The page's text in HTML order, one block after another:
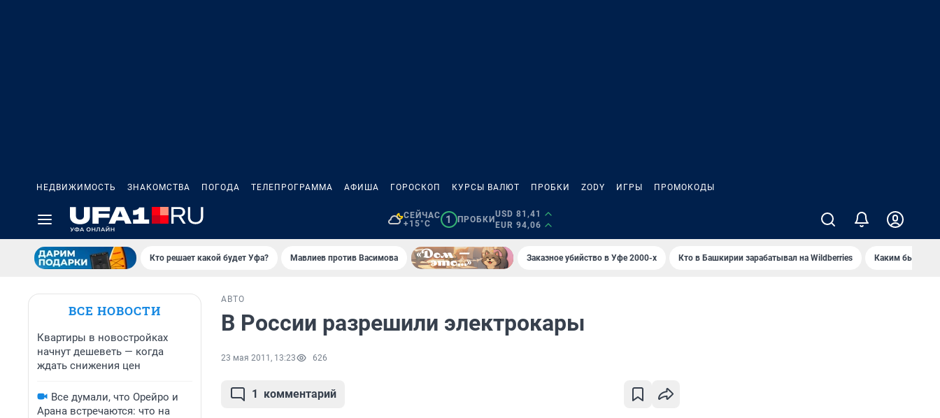
НЕДВИЖИМОСТЬ ЗНАКОМСТВА ПОГОДА ТЕЛЕПРОГРАММА АФИША ГОРОСКОП КУРСЫ ВАЛЮТ ПРОБКИ ZODY ИГРЫ ПРОМОКОДЫ
СЕЙЧАС
+15°C
1 ПРОБКИ
USD 81,41
EUR 94,06
Кто решает какой будет Уфа? Мавлиев против Васимова Заказное убийство в Уфе 2000-х Кто в Башкирии зарабатывал на Wildberries Каким было
ВСЕ НОВОСТИ
Квартиры в новостройках
начнут дешеветь — когда
ждать снижения цен
Все думали, что Орейро и
Арана встречаются: что на
АВТО
В России разрешили электрокары
23 мая 2011, 13:23 626
1 комментарий